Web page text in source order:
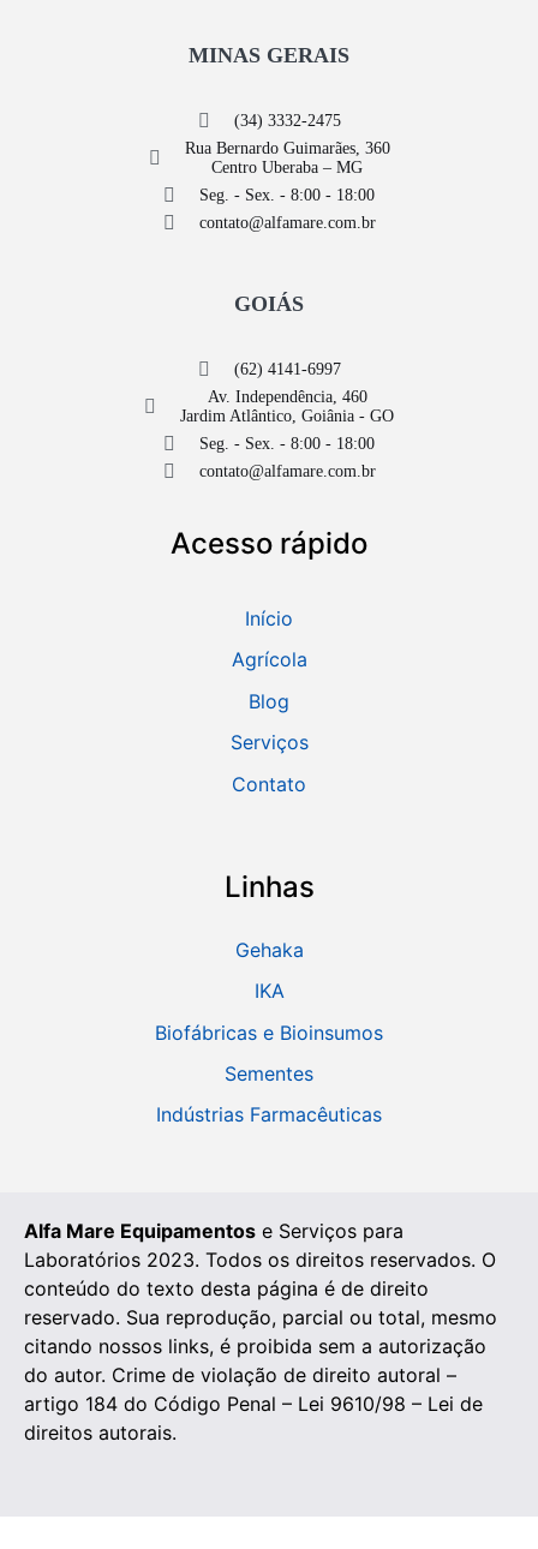
MINAS GERAIS
(34) 3332-2475
Rua Bernardo Guimarães, 360
Centro Uberaba – MG
Seg. - Sex. - 8:00 - 18:00
contato@alfamare.com.br
GOIÁS
(62) 4141-6997
Av. Independência, 460
Jardim Atlântico, Goiânia - GO
Seg. - Sex. - 8:00 - 18:00
contato@alfamare.com.br
Acesso rápido
Início
Agrícola
Blog
Serviços
Contato
Linhas
Gehaka
IKA
Biofábricas e Bioinsumos
Sementes
Indústrias Farmacêuticas
Alfa Mare Equipamentos e Serviços para
Laboratórios 2023. Todos os direitos reservados. O
conteúdo do texto desta página é de direito
reservado. Sua reprodução, parcial ou total, mesmo
citando nossos links, é proibida sem a autorização
do autor. Crime de violação de direito autoral –
artigo 184 do Código Penal – Lei 9610/98 – Lei de
direitos autorais.